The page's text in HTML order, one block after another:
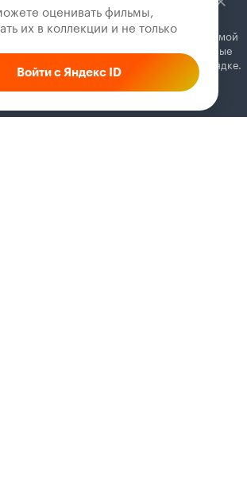
оценивать фильмы,
их в коллекции и не только
Войти с Яндекс ID
блокировщик рекламы. Вместе с рекламой
постеры, папки с фильмами и другие важные
в исключения, и всё будет в порядке.
Как это сделать